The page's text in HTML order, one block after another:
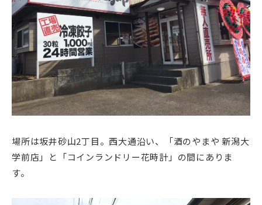
場所は坂井砂山2丁目。西大通沿い、「酒のやまや 新潟大
学前店」と「コインランドリー花時計」の間にありま
す。